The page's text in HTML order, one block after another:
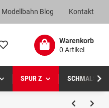
Kontakt
Modellbahn Blog
Warenkorb
0 Artikel
SPUR Z SCHMALSPUR